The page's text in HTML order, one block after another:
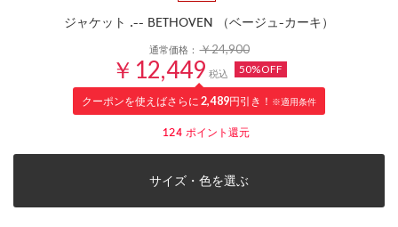
ジャケット .-- BETHOVEN （ベージュ-カーキ）
通常価格：￥24,900
￥12,449 税込 50%OFF
クーポンを使えばさらに 2,489円引き！ ※適用条件
124ポイント還元
サイズ・色を選ぶ